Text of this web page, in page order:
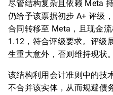
尽管结构复杂且依赖 Meta
仍给予该票据初步 A+ 评级
合同转移至 Meta，且现金
1.12，符合评级要求。评级
生重大意外，否则维持现状。
该结构利用会计准则中的技
不合并该实体，从而规避债